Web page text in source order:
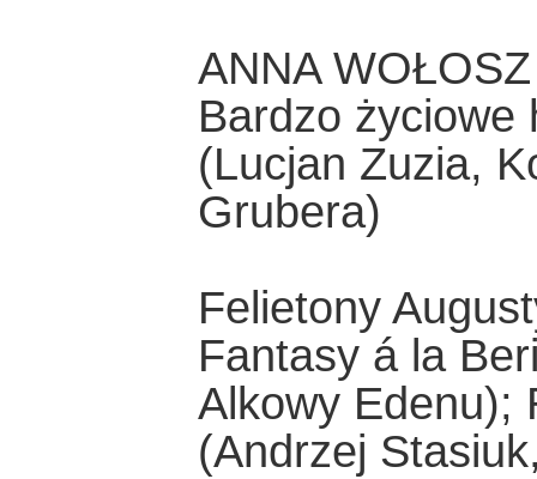
ANNA WOŁOSZ
Bardzo życiowe
(Lucjan Zuzia,
Grubera)
Felietony
Fantasy á la
Alkowy Edenu);
(Andrzej